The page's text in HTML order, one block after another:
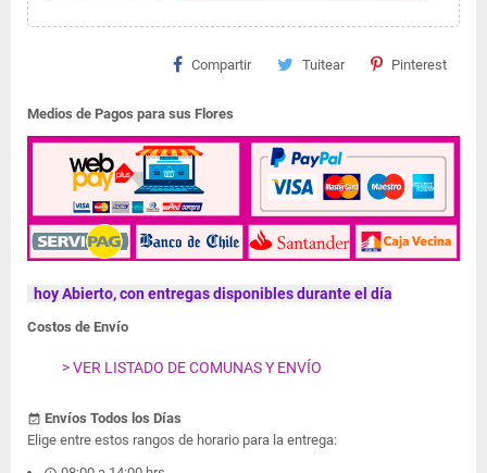
Compartir Tuitear Pinterest
Medios de Pagos para sus Flores
hoy Abierto, con entregas disponibles durante el día
Costos de Envío
> VER LISTADO DE COMUNAS Y ENVÍO
event_available Envíos Todos los Días
Elige entre estos rangos de horario para la entrega: